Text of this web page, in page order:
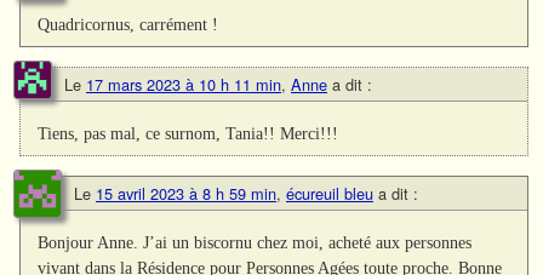
Quadricornus, carrément !
Le 17 mars 2023 à 10 h 11 min, Anne a dit :
Tiens, pas mal, ce surnom, Tania!! Merci!!!
Le 15 avril 2023 à 8 h 59 min, écureuil bleu a dit :
Bonjour Anne. J’ai un biscornu chez moi, acheté aux personnes
vivant dans la Résidence pour Personnes Agées toute proche. Bonne